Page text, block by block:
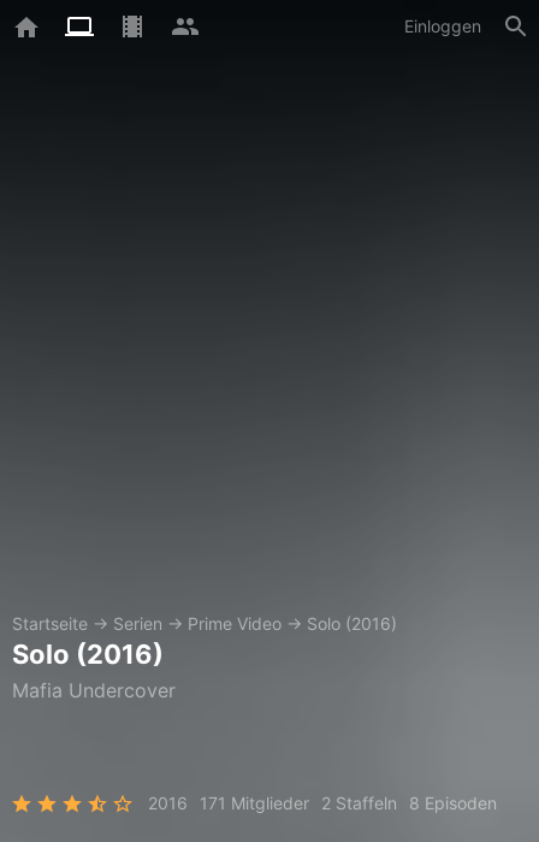
Einloggen
Startseite → Serien → Prime Video → Solo (2016)
Solo (2016)
Mafia Undercover
2016 171 Mitglieder 2 Staffeln 8 Episoden